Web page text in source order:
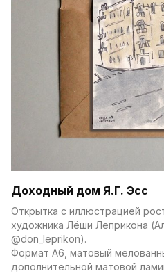
Доходный дом Я.Г. Эсс
Открытка с иллюстрацией
художника Лёши Леприкона
@don_leprikon).
Формат А6, матовый
дополнительной матовой